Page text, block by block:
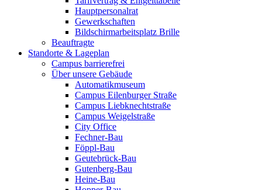
Hauptpersonalrat
Gewerkschaften
Bildschirmarbeitsplatz Brille
Beauftragte
Standorte & Lageplan
Campus barrierefrei
Über unsere Gebäude
Automatikmuseum
Campus Eilenburger Straße
Campus Liebknechtstraße
Campus Weigelstraße
City Office
Fechner-Bau
Föppl-Bau
Geutebrück-Bau
Gutenberg-Bau
Heine-Bau